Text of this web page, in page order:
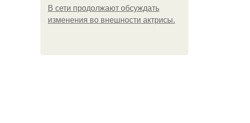
В сети продолжают обсуждать
изменения во внешности актрисы.